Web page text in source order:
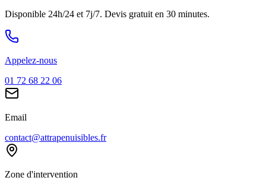
Disponible 24h/24 et 7j/7. Devis gratuit en 30 minutes.
Appelez-nous
01 72 68 22 06
Email
contact@attrapenuisibles.fr
Zone d'intervention